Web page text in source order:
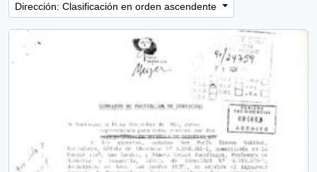
Dirección: Clasificación en orden ascendente